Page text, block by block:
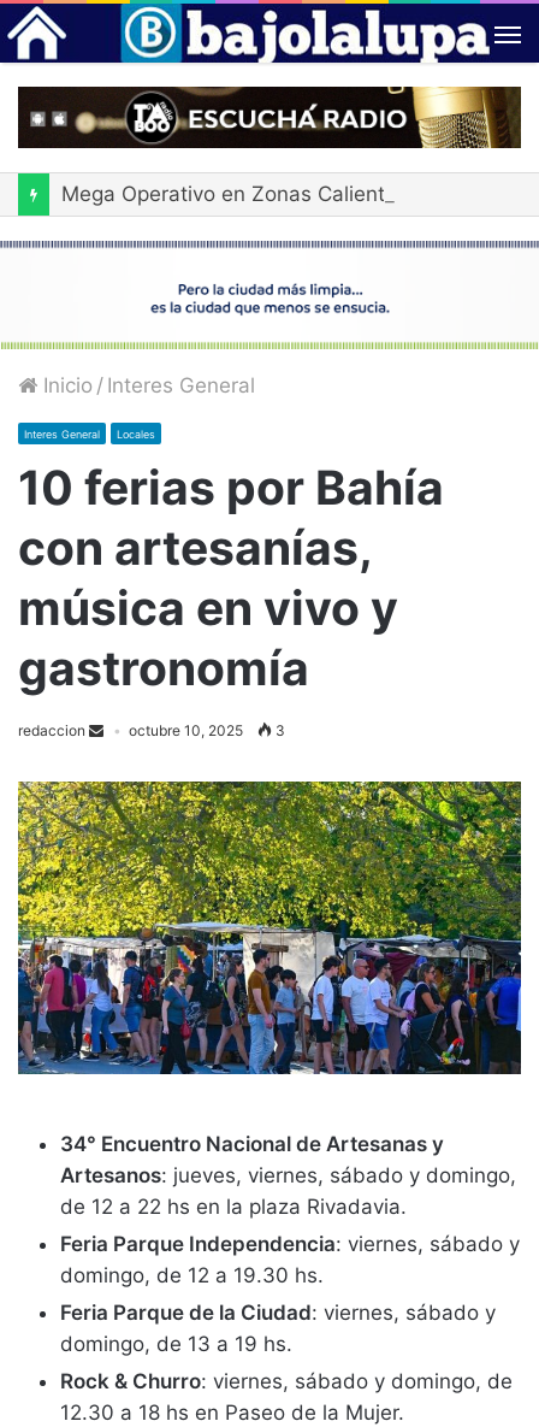
Inicio / Interes General
Interes General Locales
10 ferias por Bahía
con artesanías,
música en vivo y
gastronomía
redaccion octubre 10, 2025 3
34° Encuentro Nacional de Artesanas y
Artesanos: jueves, viernes, sábado y domingo,
de 12 a 22 hs en la plaza Rivadavia.
Feria Parque Independencia: viernes, sábado y
domingo, de 12 a 19.30 hs.
Feria Parque de la Ciudad: viernes, sábado y
domingo, de 13 a 19 hs.
Rock & Churro: viernes, sábado y domingo, de
12.30 a 18 hs en Paseo de la Mujer.